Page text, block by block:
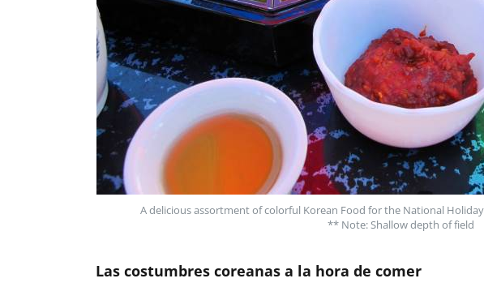
A delicious assortment of colorful Korean Food for the National
** Note: Shallow depth of field
Las costumbres coreanas a la hora de comer